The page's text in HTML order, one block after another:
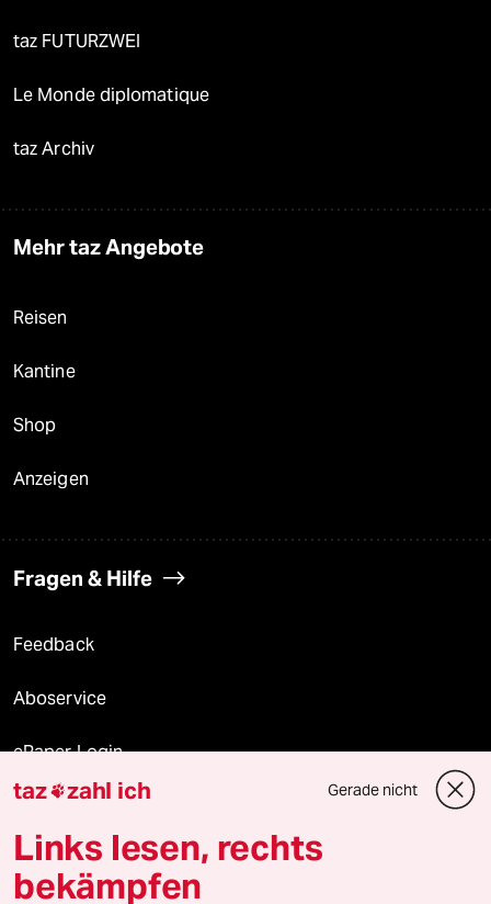
taz FUTURZWEI
Le Monde diplomatique
taz Archiv
Mehr taz Angebote
Reisen
Kantine
Shop
Anzeigen
Fragen & Hilfe
Feedback
Aboservice
ePaper Login
Downloads für Abonnierende
taz zahl ich Gerade nicht
Links lesen, rechts
bekämpfen